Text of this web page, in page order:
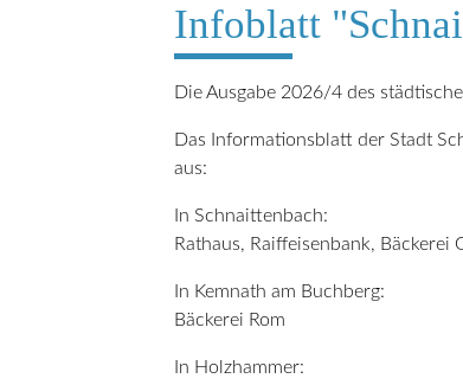
Infoblatt
Die Ausgabe 2026/4 des
Das Informationsblatt der Stadt
aus:
In Schnaittenbach:
Rathaus, Raiffeisenbank,
In Kemnath am Buchberg:
Bäckerei Rom
In Holzhammer: